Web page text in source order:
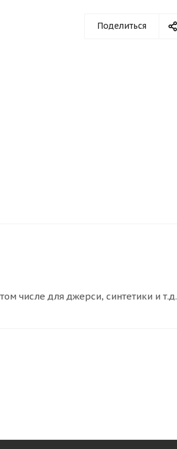
Поделиться
числе для джерси, синтетики и т.д.